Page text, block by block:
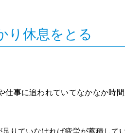
り休息をとる
事に追われていてなかなか時